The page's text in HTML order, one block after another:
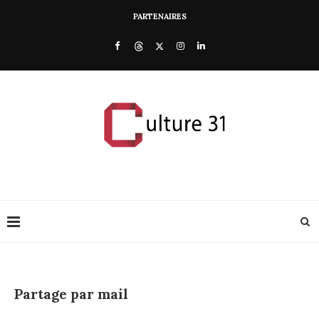
PARTENAIRES
Partage par mail